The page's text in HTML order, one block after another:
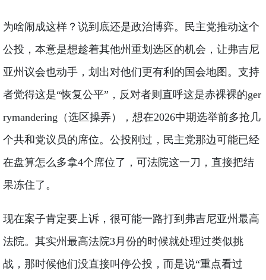
为啥闹成这样？说到底还是政治博弈。民主党推动这个
公投，本意是想趁着其他州重划选区的机会，让弗吉尼
亚州议会也动手，划出对他们更有利的国会地图。支持
者觉得这是“恢复公平”，反对者则直呼这是赤裸裸的ger
rymandering（选区操弄），想在2026中期选举前多抢几
个共和党议员的席位。公投刚过，民主党那边可能已经
在盘算怎么多拿4个席位了，可法院这一刀，直接把结
果冻住了。
现在案子肯定要上诉，很可能一路打到弗吉尼亚州最高
法院。其实州最高法院3月份的时候就处理过类似挑
战，那时候他们没直接叫停公投，而是说“重点看过